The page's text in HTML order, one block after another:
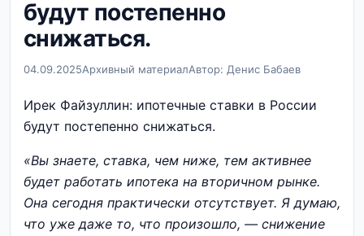
будут постепенно
снижаться.
04.09.2025Архивный материалАвтор: Денис Бабаев
Ирек Файзуллин: ипотечные ставки в России
будут постепенно снижаться.
«Вы знаете, ставка, чем ниже, тем активнее
будет работать ипотека на вторичном рынке.
Она сегодня практически отсутствует. Я думаю,
что уже даже то, что произошло, — снижение